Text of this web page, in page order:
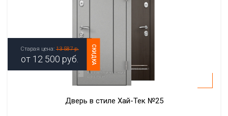
СКИДКА
Старая цена: 13 587 р.
от 12 500 руб.
Дверь в стиле Хай-Тек №25